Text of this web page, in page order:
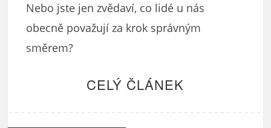
Nebo jste jen zvědaví, co lidé u nás
obecně považují za krok správným
směrem?
CELÝ ČLÁNEK